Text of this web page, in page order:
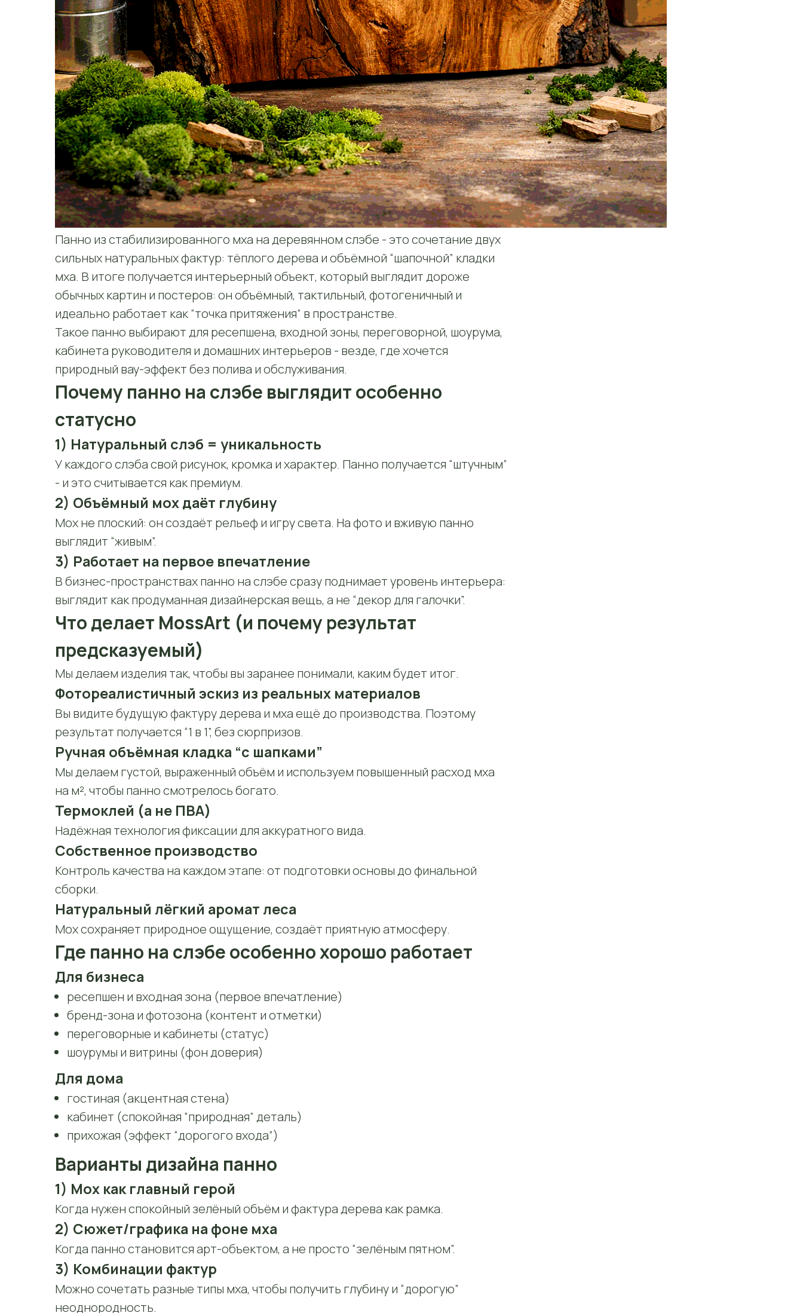
Панно из стабилизированного мха на деревянном слэбе - это сочетание двух
сильных натуральных фактур: тёплого дерева и объёмной “шапочной” кладки
мха. В итоге получается интерьерный объект, который выглядит дороже
обычных картин и постеров: он объёмный, тактильный, фотогеничный и
идеально работает как “точка притяжения” в пространстве.
Такое панно выбирают для ресепшена, входной зоны, переговорной, шоурума,
кабинета руководителя и домашних интерьеров - везде, где хочется
природный вау-эффект без полива и обслуживания.
Почему панно на слэбе выглядит особенно
статусно
1) Натуральный слэб = уникальность
У каждого слэба свой рисунок, кромка и характер. Панно получается “штучным”
- и это считывается как премиум.
2) Объёмный мох даёт глубину
Мох не плоский: он создаёт рельеф и игру света. На фото и вживую панно
выглядит “живым”.
3) Работает на первое впечатление
В бизнес-пространствах панно на слэбе сразу поднимает уровень интерьера:
выглядит как продуманная дизайнерская вещь, а не “декор для галочки”.
Что делает MossArt (и почему результат
предсказуемый)
Мы делаем изделия так, чтобы вы заранее понимали, каким будет итог.
Фотореалистичный эскиз из реальных материалов
Вы видите будущую фактуру дерева и мха ещё до производства. Поэтому
результат получается “1 в 1”, без сюрпризов.
Ручная объёмная кладка “с шапками”
Мы делаем густой, выраженный объём и используем повышенный расход мха
на м², чтобы панно смотрелось богато.
Термоклей (а не ПВА)
Надёжная технология фиксации для аккуратного вида.
Собственное производство
Контроль качества на каждом этапе: от подготовки основы до финальной
сборки.
Натуральный лёгкий аромат леса
Мох сохраняет природное ощущение, создаёт приятную атмосферу.
Где панно на слэбе особенно хорошо работает
Для бизнеса
ресепшен и входная зона (первое впечатление)
бренд-зона и фотозона (контент и отметки)
переговорные и кабинеты (статус)
шоурумы и витрины (фон доверия)
Для дома
гостиная (акцентная стена)
кабинет (спокойная “природная” деталь)
прихожая (эффект “дорогого входа”)
Варианты дизайна панно
1) Мох как главный герой
Когда нужен спокойный зелёный объём и фактура дерева как рамка.
2) Сюжет/графика на фоне мха
Когда панно становится арт-объектом, а не просто “зелёным пятном”.
3) Комбинации фактур
Можно сочетать разные типы мха, чтобы получить глубину и “дорогую”
неоднородность.